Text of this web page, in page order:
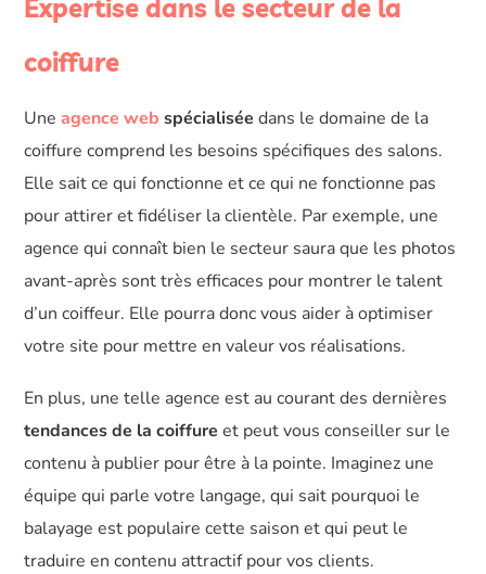
Expertise dans le secteur de la
coiffure
Uneagence web spécialisée dans le domaine de la
coiffure comprend les besoins spécifiques des salons.
Elle sait ce qui fonctionne et ce qui ne fonctionne pas
pour attirer et fidéliser la clientèle. Par exemple, une
agence qui connaît bien le secteur saura que les photos
avant-après sont très efficaces pour montrer le talent
d’un coiffeur. Elle pourra donc vous aider à optimiser
votre site pour mettre en valeur vos réalisations.
En plus, une telle agence est au courant des dernières
tendances de la coiffure et peut vous conseiller sur le
contenu à publier pour être à la pointe. Imaginez une
équipe qui parle votre langage, qui sait pourquoi le
balayage est populaire cette saison et qui peut le
traduire en contenu attractif pour vos clients.